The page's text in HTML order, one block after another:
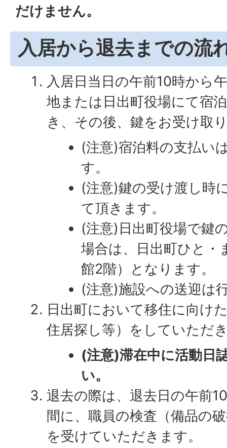
だけません。
入居から退去までの流
入居日当日の午前10時から
地または日出町役場にて宿
き、その後、鍵をお受け取
(注意)宿泊料の支払い
す。
(注意)鍵の受け渡し時
て頂きます。
(注意)日出町役場で鍵
場合は、日出町ひと・
館2階）となります。
(注意)施設への送迎は
日出町において移住に向け
住居探し等）をしていただ
(注意)滞在中に活動日
い。
退去の際は、退去日の午前
間に、職員の検査（備品の
を受けていただきます。